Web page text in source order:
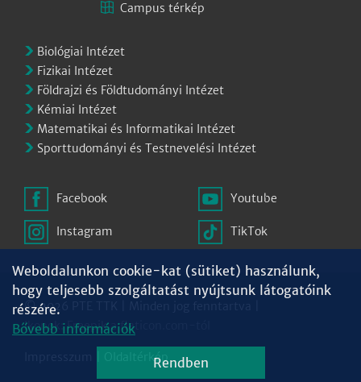
Campus térkép
Biológiai Intézet
Fizikai Intézet
Földrajzi és Földtudományi Intézet
Kémiai Intézet
Matematikai és Informatikai Intézet
Sporttudományi és Testnevelési Intézet
Facebook
Instagram
Youtube
TikTok
© 2026 PTE TTK | Minden jog fenntartva |
Ikonok:Freepikaflaticon.com
Oldaltérkép
Weboldalunkon cookie-kat (sütiket) használunk,
hogy teljesebb szolgáltatást nyújtsunk látogatóink
részére.
Bővebb információk
Rendben